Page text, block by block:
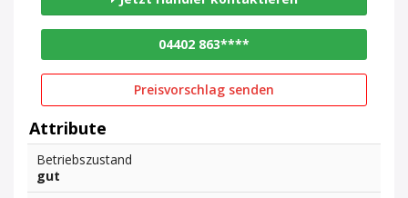
04402 863****
Preisvorschlag senden
Attribute
Betriebszustand
gut